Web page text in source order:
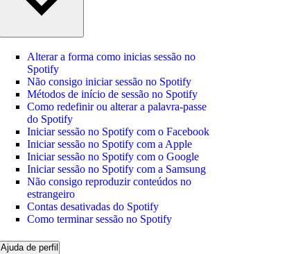
Alterar a forma como inicias sessão no
Spotify
Não consigo iniciar sessão no Spotify
Métodos de início de sessão no Spotify
Como redefinir ou alterar a palavra-passe
do Spotify
Iniciar sessão no Spotify com o Facebook
Iniciar sessão no Spotify com a Apple
Iniciar sessão no Spotify com o Google
Iniciar sessão no Spotify com a Samsung
Não consigo reproduzir conteúdos no
estrangeiro
Contas desativadas do Spotify
Como terminar sessão no Spotify
Ajuda de perfil